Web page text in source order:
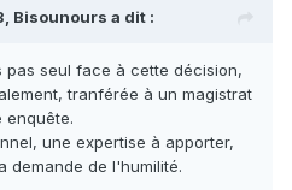
Bisounours a dit :
seul face à cette décision,
tranférée à un magistrat
enquête.
une expertise à apporter,
demande de l'humilité.